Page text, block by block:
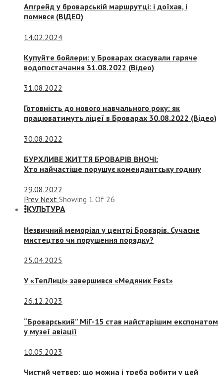
Апгрейд у броварській маршрутці: і доїхав, і
помився (ВІДЕО)
14.02.2024
Купуйте бойлери: у Броварах скасували гаряче
водопостачання 31.08.2022 (Відео)
31.08.2022
Готовність до нового навчального року: як
працюватимуть ліцеї в Броварах 30.08.2022 (Відео)
30.08.2022
БУРХЛИВЕ ЖИТТЯ БРОВАРІВ ВНОЧІ:
Хто найчастіше порушує комендантську годину
29.08.2022
Prev Next Showing 1 Of 26
КУЛЬТУРА
Незвичний меморіал у центрі Броварів. Сучасне
мистецтво чи порушення порядку?
25.04.2025
У «ТепЛиці» завершився «Медяник Fest»
26.12.2023
“Броварський” МіГ-15 став найстарішим експонатом
у музеї авіації
10.05.2023
Чистий четвер: що можна і треба робити у цей